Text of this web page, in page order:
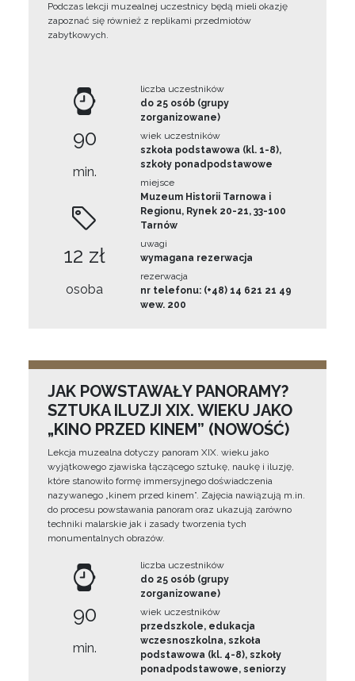
Podczas lekcji muzealnej uczestnicy będą mieli okazję
zapoznać się również z replikami przedmiotów
zabytkowych.
90
min.
12 zł
osoba
liczba uczestników
do 25 osób (grupy
zorganizowane)
wiek uczestników
szkoła podstawowa (kl. 1-8),
szkoły ponadpodstawowe
miejsce
Muzeum Historii Tarnowa i
Regionu, Rynek 20-21, 33-100
Tarnów
uwagi
wymagana rezerwacja
rezerwacja
nr telefonu: (+48) 14 621 21 49
wew. 200
JAK POWSTAWAŁY PANORAMY?
SZTUKA ILUZJI XIX. WIEKU JAKO
„KINO PRZED KINEM” (NOWOŚĆ)
Lekcja muzealna dotyczy panoram XIX. wieku jako
wyjątkowego zjawiska łączącego sztukę, naukę i iluzję,
które stanowiło formę immersyjnego doświadczenia
nazywanego „kinem przed kinem”. Zajęcia nawiązują m.in.
do procesu powstawania panoram oraz ukazują zarówno
techniki malarskie jak i zasady tworzenia tych
monumentalnych obrazów.
90
min.
liczba uczestników
do 25 osób (grupy
zorganizowane)
wiek uczestników
przedszkole, edukacja
wczesnoszkolna, szkoła
podstawowa (kl. 4-8), szkoły
ponadpodstawowe, seniorzy